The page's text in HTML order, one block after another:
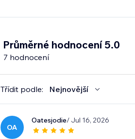
Průměrné hodnocení 5.0
7 hodnocení
Třídit podle: Nejnovější
OA
Oatesjodie/ Jul 16, 2026